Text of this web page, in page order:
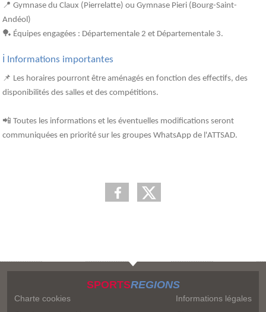
📍 Gymnase du Claux (Pierrelatte) ou Gymnase Pieri (Bourg-Saint-
Andéol)
🏓 Équipes engagées : Départementale 2 et Départementale 3.
ℹ️ Informations importantes
📌 Les horaires pourront être aménagés en fonction des effectifs, des
disponibilités des salles et des compétitions.
📲 Toutes les informations et les éventuelles modifications seront
communiquées en priorité sur les groupes WhatsApp de l'ATTSAD.
SPORTSREGIONS
Charte cookies
Informations légales